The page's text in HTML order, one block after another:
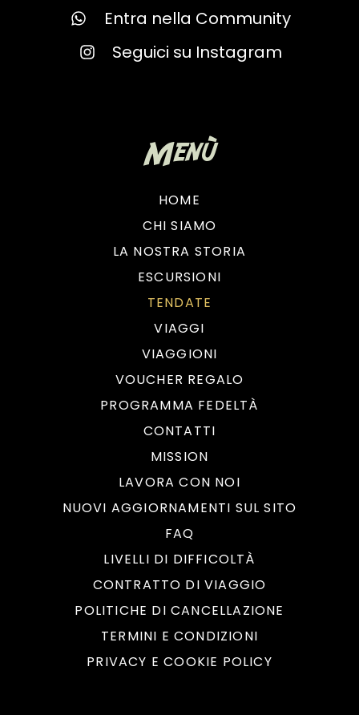
Entra nella Community
Seguici su Instagram
Menù
HOME
CHI SIAMO
LA NOSTRA STORIA
ESCURSIONI
TENDATE
VIAGGI
VIAGGIONI
VOUCHER REGALO
PROGRAMMA FEDELTÀ
CONTATTI
MISSION
LAVORA CON NOI
NUOVI AGGIORNAMENTI SUL SITO
FAQ
LIVELLI DI DIFFICOLTÀ
CONTRATTO DI VIAGGIO
POLITICHE DI CANCELLAZIONE
TERMINI E CONDIZIONI
PRIVACY E COOKIE POLICY